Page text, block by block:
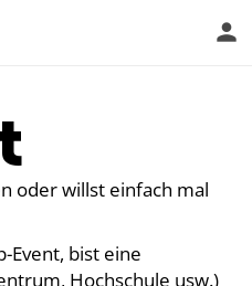
oder willst einfach mal
Event, bist eine
Hochschule usw.)